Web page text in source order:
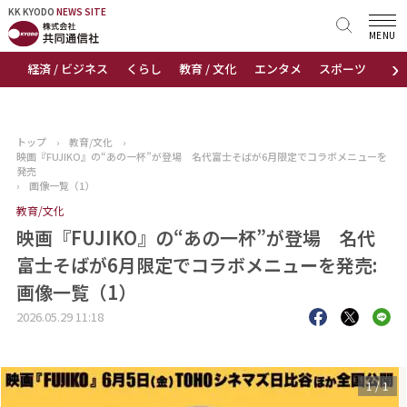
KK KYODO NEWS SITE
›
経済 / ビジネス くらし 教育 / 文化 エンタメ スポーツ 地域
MENU
KK KYODONEWS SITE
トップページ
ニュース
おすすめコンテンツ
出版物
会社概要
トップ › 教育/文化
›
映画『FUJIKO』の“あの一杯”が登場 名代富士そばが6月限定でコラボメニューを
発売
›
画像一覧（1）
教育/文化
映画『FUJIKO』の“あの一杯”が登場 名代
富士そばが6月限定でコラボメニューを発売:
画像一覧（1）
2026.05.29 11:18
1/1